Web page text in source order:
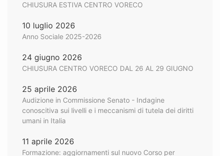
CHIUSURA ESTIVA CENTRO VORECO
10 luglio 2026
Anno Sociale 2025-2026
24 giugno 2026
CHIUSURA CENTRO VORECO DAL 26 AL 29 GIUGNO
25 aprile 2026
Audizione in Commissione Senato - Indagine
conoscitiva sui livelli e i meccanismi di tutela dei diritti
umani in Italia
11 aprile 2026
Formazione: aggiornamenti sul nuovo Corso per